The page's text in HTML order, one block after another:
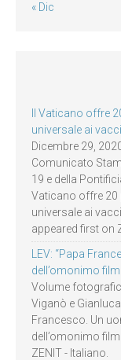
« Dic
Il Vaticano offre
universale ai
Dicembre 29,
Comunicato
19 e della
Vaticano offre 20
universale ai
appeared first on
LEV: “Papa
dell’omonimo
Volume
Viganò e
Francesco. Un
dell’omonimo
ZENIT - Italiano.